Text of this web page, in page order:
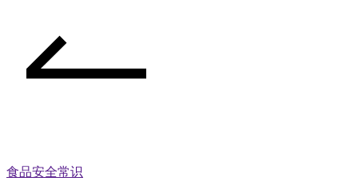
食品安全常识